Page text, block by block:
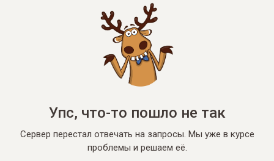
Упс, что-то пошло не так
Сервер перестал отвечать на запросы. Мы уже в курсе
проблемы и решаем её.